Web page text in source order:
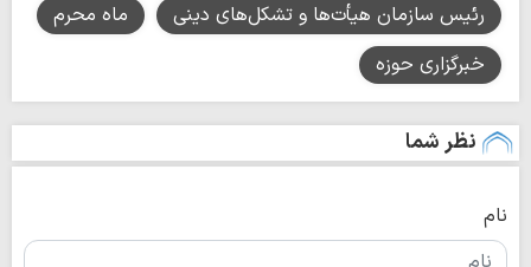
رئیس سازمان هیأت‌ها و تشکل‌های دینی
ماه محرم
خبرگزاری حوزه
نظر شما
نام